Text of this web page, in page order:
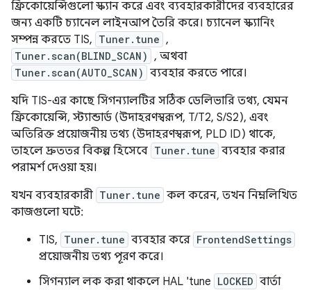
ফ্রিকোয়েন্সিগুলো স্ক্যান করে এবং ব্যবহারকারীদের ব্যবহারের
জন্য একটি চ্যানেল লাইনআপ তৈরি করে। চ্যানেল স্ক্যানিং
সম্পন্ন করতে TIS, Tuner.tune ,
Tuner.scan(BLIND_SCAN) , অথবা
Tuner.scan(AUTO_SCAN) ব্যবহার করতে পারে।
যদি TIS-এর কাছে সিগন্যালটির সঠিক ডেলিভারি তথ্য, যেমন
ফ্রিকোয়েন্সি, স্ট্যান্ডার্ড (উদাহরণস্বরূপ, T/T2, S/S2), এবং
অতিরিক্ত প্রয়োজনীয় তথ্য (উদাহরণস্বরূপ, PLD ID) থাকে,
তাহলে দ্রুততর বিকল্প হিসেবে Tuner.tune ব্যবহার করার
পরামর্শ দেওয়া হয়।
যখন ব্যবহারকারী Tuner.tune কল করেন, তখন নিম্নলিখিত
কাজগুলো ঘটে:
TIS, Tuner.tune ব্যবহার করে FrontendSettings
প্রয়োজনীয় তথ্য পূরণ করে।
সিগন্যাল লক করা থাকলে HAL 'tune LOCKED বার্তা